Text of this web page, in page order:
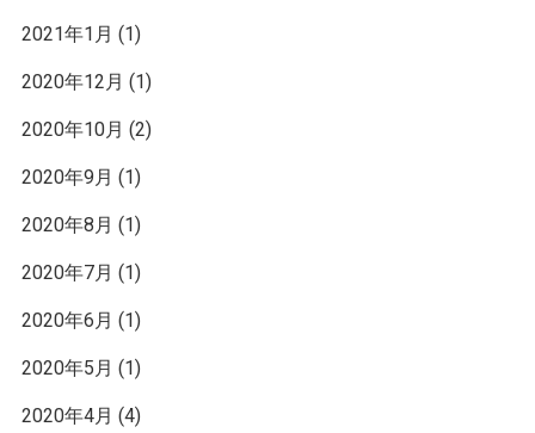
2021年1月 (1)
2020年12月 (1)
2020年10月 (2)
2020年9月 (1)
2020年8月 (1)
2020年7月 (1)
2020年6月 (1)
2020年5月 (1)
2020年4月 (4)